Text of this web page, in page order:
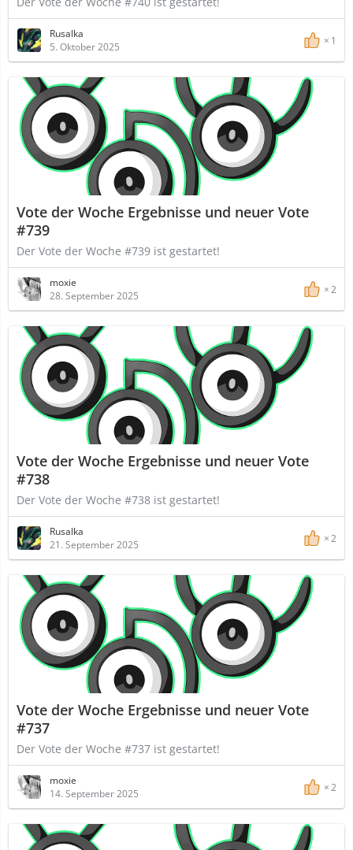
Rusalka
5. Oktober 2025
1
Vote der Woche Ergebnisse und neuer Vote
#739
Der Vote der Woche #739 ist gestartet!
moxie
28. September 2025
2
Vote der Woche Ergebnisse und neuer Vote
#738
Der Vote der Woche #738 ist gestartet!
Rusalka
21. September 2025
2
Vote der Woche Ergebnisse und neuer Vote
#737
Der Vote der Woche #737 ist gestartet!
moxie
14. September 2025
2